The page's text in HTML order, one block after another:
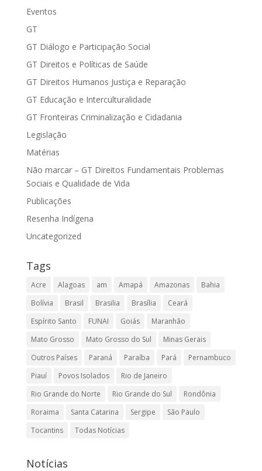
Eventos
GT
GT Diálogo e Participação Social
GT Direitos e Políticas de Saúde
GT Direitos Humanos Justiça e Reparação
GT Educação e Interculturalidade
GT Fronteiras Criminalização e Cidadania
Legislação
Matérias
Não marcar – GT Direitos Fundamentais Problemas
Sociais e Qualidade de Vida
Publicações
Resenha Indígena
Uncategorized
Tags
Acre Alagoas am Amapá Amazonas
Bahia
Bolívia
Brasil Brasilia Brasília
Ceará
Espírito Santo
FUNAI Goiás
Maranhão
Mato Grosso
Mato Grosso do Sul
Minas Gerais
Outros Países
Paraná Paraíba Pará
Pernambuco
Piauí
Povos Isolados
Rio de Janeiro
Rio Grande do Norte
Rio Grande do Sul
Rondônia
Roraima
Santa Catarina Sergipe
São Paulo
Tocantins
Todas Notícias
Notícias